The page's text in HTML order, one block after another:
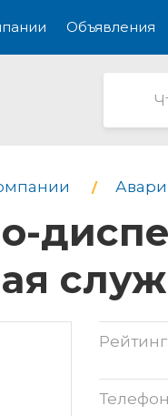
Объявления
Рейтинг